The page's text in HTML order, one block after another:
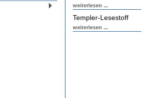
weiterlesen ...
Templer-Lesestoff
weiterlesen ...